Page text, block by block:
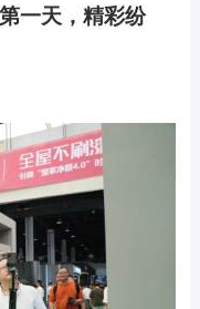
一天，精彩纷